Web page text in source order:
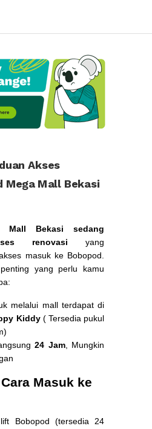
Akses
Mega Mall Bekasi
Mall Bekasi sedang
renovasi yang
masuk ke Bobopod.
yang perlu kamu
melalui mall terdapat di
Kiddy( Tersedia pukul
24 Jam, Mungkin
Masuk ke
Bobopod (tersedia 24